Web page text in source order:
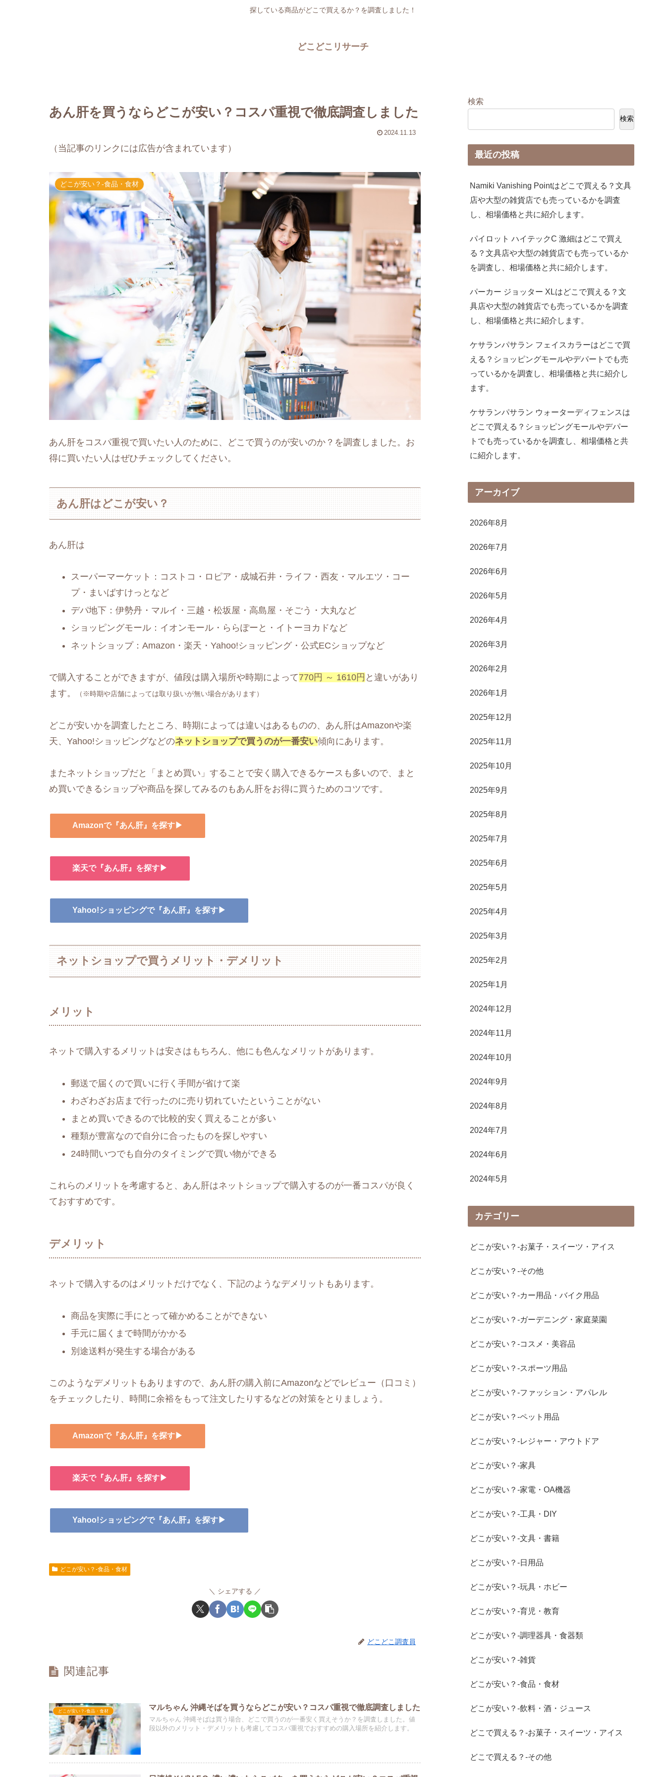
探している商品がどこで買えるか？を調査しました！
どこどこリサーチ
あん肝を買うならどこが安い？コスパ重視で徹底調査しました
2024.11.13
（当記事のリンクには広告が含まれています）
どこが安い？-食品・食材
あん肝をコスパ重視で買いたい人のために、どこで買うのが安いのか？を調査しました。お
得に買いたい人はぜひチェックしてください。
あん肝はどこが安い？
あん肝は
スーパーマーケット：コストコ・ロピア・成城石井・ライフ・西友・マルエツ・コー
プ・まいばすけっとなど
デパ地下：伊勢丹・マルイ・三越・松坂屋・高島屋・そごう・大丸など
ショッピングモール：イオンモール・ららぽーと・イトーヨカドなど
ネットショップ：Amazon・楽天・Yahoo!ショッピング・公式ECショップなど
で購入することができますが、値段は購入場所や時期によって770円 ～ 1610円 と違いがあり
ます。
（※時期や店舗によっては取り扱いが無い場合があります）
どこが安いかを調査したところ、時期によっては違いはあるものの、あん肝はAmazonや楽
天、Yahoo!ショッピングなどのネットショップで買うのが一番安い傾向にあります。
またネットショップだと「まとめ買い」することで安く購入できるケースも多いので、まと
め買いできるショップや商品を探してみるのもあん肝をお得に買うためのコツです。
Amazonで『あん肝』を探す▶
楽天で『あん肝』を探す▶
Yahoo!ショッピングで『あん肝』を探す▶
ネットショップで買うメリット・デメリット
メリット
ネットで購入するメリットは安さはもちろん、他にも色んなメリットがあります。
郵送で届くので買いに行く手間が省けて楽
わざわざお店まで行ったのに売り切れていたということがない
まとめ買いできるので比較的安く買えることが多い
種類が豊富なので自分に合ったものを探しやすい
24時間いつでも自分のタイミングで買い物ができる
これらのメリットを考慮すると、あん肝はネットショップで購入するのが一番コスパが良く
ておすすめです。
デメリット
ネットで購入するのはメリットだけでなく、下記のようなデメリットもあります。
商品を実際に手にとって確かめることができない
手元に届くまで時間がかかる
別途送料が発生する場合がある
このようなデメリットもありますので、あん肝の購入前にAmazonなどでレビュー（口コミ）
をチェックしたり、時間に余裕をもって注文したりするなどの対策をとりましょう。
Amazonで『あん肝』を探す▶
楽天で『あん肝』を探す▶
Yahoo!ショッピングで『あん肝』を探す▶
どこが安い？-食品・食材
シェアする
どこどこ調査員
関連記事
どこが安い？-食品・食材 マルちゃん 沖縄そばを買うならどこが安い？コスパ重視で徹底調査しました
マルちゃん 沖縄そばは買う場合、どこで買うのが一番安く買えそうか？を調査しました。値
段以外のメリット・デメリットも考慮してコスパ重視でおすすめの購入場所を紹介します。
検索
検索
最近の投稿
Namiki Vanishing Pointはどこで買える？文具
店や大型の雑貨店でも売っているかを調査
し、相場価格と共に紹介します。
パイロット ハイテックC 激細はどこで買え
る？文具店や大型の雑貨店でも売っているか
を調査し、相場価格と共に紹介します。
パーカー ジョッター XLはどこで買える？文
具店や大型の雑貨店でも売っているかを調査
し、相場価格と共に紹介します。
ケサランパサラン フェイスカラーはどこで買
える？ショッピングモールやデパートでも売
っているかを調査し、相場価格と共に紹介し
ます。
ケサランパサラン ウォーターディフェンスは
どこで買える？ショッピングモールやデパー
トでも売っているかを調査し、相場価格と共
に紹介します。
アーカイブ
2026年8月
2026年7月
2026年6月
2026年5月
2026年4月
2026年3月
2026年2月
2026年1月
2025年12月
2025年11月
2025年10月
2025年9月
2025年8月
2025年7月
2025年6月
2025年5月
2025年4月
2025年3月
2025年2月
2025年1月
2024年12月
2024年11月
2024年10月
2024年9月
2024年8月
2024年7月
2024年6月
2024年5月
カテゴリー
どこが安い？-お菓子・スイーツ・アイス
どこが安い？-その他
どこが安い？-カー用品・バイク用品
どこが安い？-ガーデニング・家庭菜園
どこが安い？-コスメ・美容品
どこが安い？-スポーツ用品
どこが安い？-ファッション・アパレル
どこが安い？-ペット用品
どこが安い？-レジャー・アウトドア
どこが安い？-家具
どこが安い？-家電・OA機器
どこが安い？-工具・DIY
どこが安い？-文具・書籍
どこが安い？-日用品
どこが安い？-玩具・ホビー
どこが安い？-育児・教育
どこが安い？-調理器具・食器類
どこが安い？-雑貨
どこが安い？-食品・食材
どこが安い？-飲料・酒・ジュース
どこで買える？-お菓子・スイーツ・アイス
どこで買える？-その他